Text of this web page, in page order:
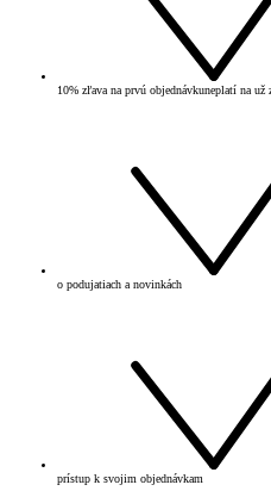
10% zľava na prvú objednávkuneplatí na už
o podujatiach a novinkách
prístup k svojim objednávkam